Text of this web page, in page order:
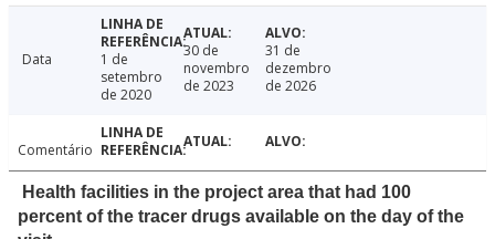
Data
1 de
setembro
de 2020
30 de
novembro
de 2023
31 de
dezembro
de 2026
Comentário
Health facilities in the project area that had 100
percent of the tracer drugs available on the day of the